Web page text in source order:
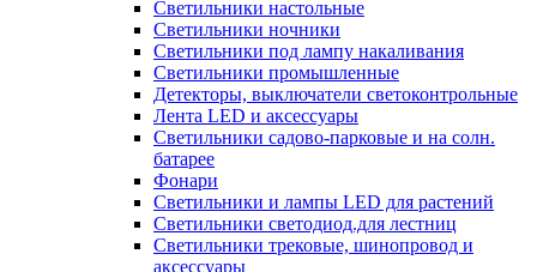
Светильники настольные
Светильники ночники
Светильники под лампу накаливания
Светильники промышленные
Детекторы, выключатели светоконтрольные
Лента LED и аксессуары
Светильники садово-парковые и на солн.
батарее
Фонари
Светильники и лампы LED для растений
Светильники светодиод.для лестниц
Светильники трековые, шинопровод и
аксессуары